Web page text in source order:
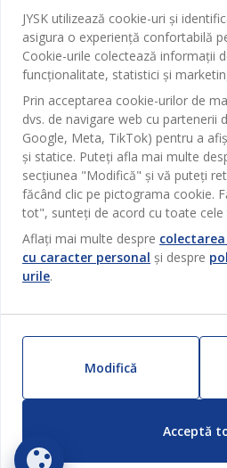
Baie
Birou
Sufragerie
Bucătărie
Depozitare
Perdele
Grădină
Pentru casă
Outlet
Produse noi
ZILNIC PREȚ MIC
Contact Relații Clienți
Magazine și program
Broșură
Termeni si conditii vânzări online
Garantia prețului
Garanția Produselor
Politica de confidentialitate
Card cadou
Livrare
Reclamații
Siguranță
JYSK
Despre JYSK
JYSK.com
Presă
Locuri de muncă
Newsletter
Inspirație
SEDIU CENTRAL
TAROL-DD S.R.L. str. Jubiliara, 41A
Moldova
JYSK BUSINESS TO BUSINESS
Vânzări și relații clienți persoane
Telefon: 060 531 531
E-mail: jysk@jysk.md
JYSK RELAȚII CLIENȚI
Contact Relații Clienți
Telefon: 022 022 030
E-mail: support@jysk.md
Urmărește Jysk
JYSK utilizează cookie-uri și
asigura o experiență confortabilă
Cookie-urile colectează informații
funcționalitate, statistici și
Prin acceptarea cookie-urilor de
dvs. de navigare web cu partenerii
Google, Meta, TikTok) pentru a
și statice. Puteți afla mai multe
secțiunea "Modifică" și vă puteți
făcând clic pe pictograma cookie.
tot", sunteți de acord cu toate cele
Aflați mai multe despre
cu caracter personal și despre
urile.
Modifică
Acceptă